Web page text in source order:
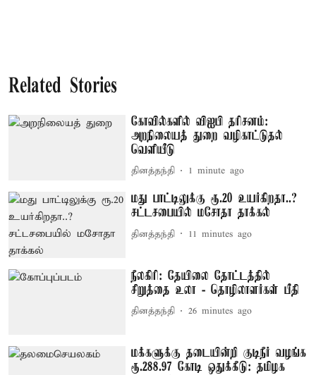
Related Stories
கோவில்களில் விஐபி தரிசனம்:
அறநிலையத் துறை வழிகாட்டுதல்
வெளியீடு
தினத்தந்தி 1 minute ago
மது பாட்டிலுக்கு ரூ.20 உயர்கிறதா..?
சட்டசபையில் மசோதா தாக்கல்
தினத்தந்தி 11 minutes ago
நீலகிரி: தேயிலை தோட்டத்தில்
சிறுத்தை உலா - தொழிலாளர்கள் பீதி
தினத்தந்தி 26 minutes ago
மக்களுக்கு தடையின்றி குடிநீர் வழங்க
ரூ.288.97 கோடி ஒதுக்கீடு: தமிழக